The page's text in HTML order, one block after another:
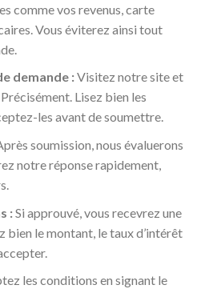
comme vos revenus, carte
Vous éviterez ainsi tout
demande :Visitez notre site et
Lisez bien les
les avant de soumettre.
soumission, nous évaluerons
notre réponse rapidement,
:Si approuvé, vous recevrez une
bien le montant, le taux d’intérêt
les conditions en signant le